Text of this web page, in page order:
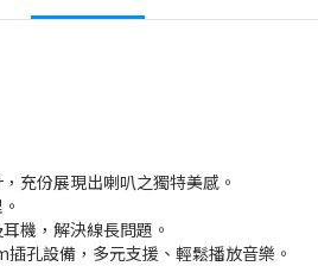
充份展現出喇叭之獨特美感。
機，解決線長問題。
孔設備，多元支援、輕鬆播放音樂。